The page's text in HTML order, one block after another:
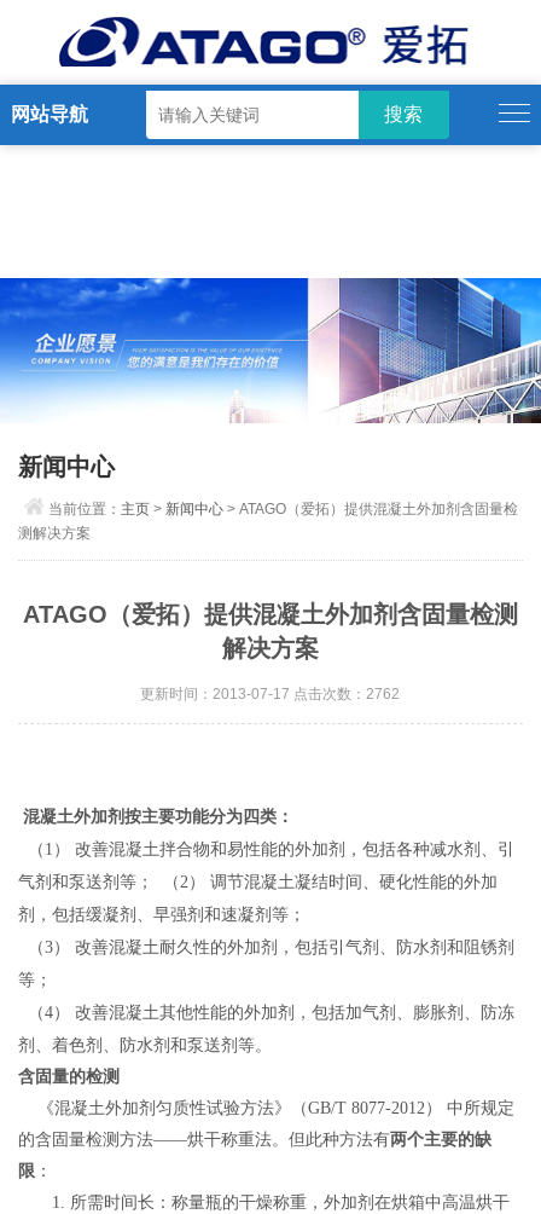
网站导航
新闻中心
当前位置： 主页 > 新闻中心 > ATAGO（爱拓）提供混凝土外加剂含固量检
测解决方案
ATAGO（爱拓）提供混凝土外加剂含固量检测
解决方案
更新时间：2013-07-17 点击次数：2762
混凝土外加剂按主要功能分为四类：
（1） 改善混凝土拌合物和易性能的外加剂，包括各种减水剂、引
气剂和泵送剂等；
（2） 调节混凝土凝结时间、硬化性能的外加
剂，包括缓凝剂、早强剂和速凝剂等；
（3） 改善混凝土耐久性的外加剂，包括引气剂、防水剂和阻锈剂
等；
（4） 改善混凝土其他性能的外加剂，包括加气剂、膨胀剂、防冻
剂、着色剂、防水剂和泵送剂等。
含固量的检测
《混凝土外加剂匀质性试验方法》
（GB/T 8077-2012）中所规定
的含固量检测方法——烘干称重法。但此种方法有两个主要的缺
限 ：
1. 所需时间长：称量瓶的干燥称重，外加剂在烘箱中高温烘干